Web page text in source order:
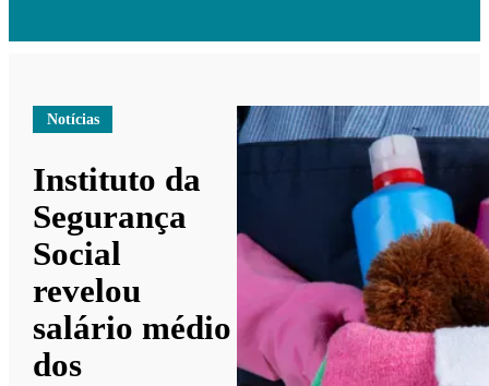
Notícias
Instituto da
Segurança
Social
revelou
salário médio
dos